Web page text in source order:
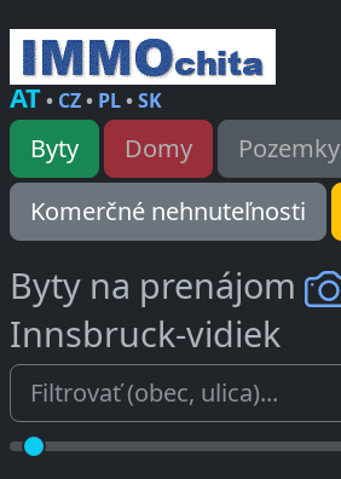
AT• CZ• PL•SK
Byty Domy
Pozemky
Komerčné nehnuteľnosti
Byty na prenájom
Innsbruck-vidiek